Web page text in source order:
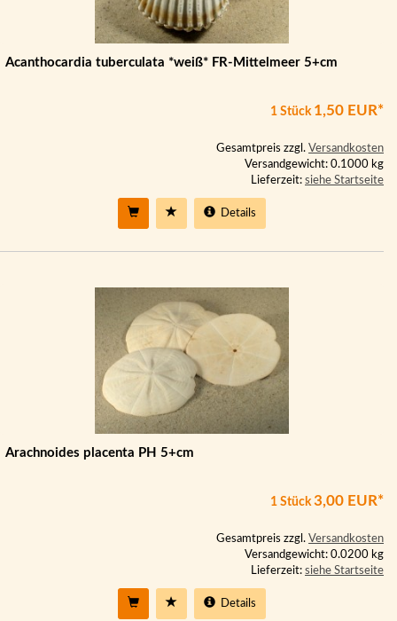
Acanthocardia tuberculata *weiß* FR-Mittelmeer 5+cm
1 Stück 1,50 EUR*
Gesamtpreis zzgl. Versandkosten
Versandgewicht: 0.1000 kg
Lieferzeit: siehe Startseite
Details
Arachnoides placenta PH 5+cm
1 Stück3,00 EUR*
Gesamtpreis zzgl. Versandkosten
Versandgewicht: 0.0200 kg
Lieferzeit: siehe Startseite
Details